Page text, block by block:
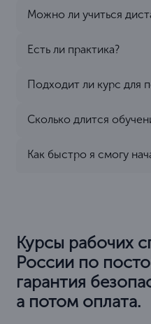
Можно ли учиться
Есть ли практика?
Подходит ли курс для
Сколько длится
Как быстро я смогу
Курсы рабочих
России по
гарантия
а потом оплата.